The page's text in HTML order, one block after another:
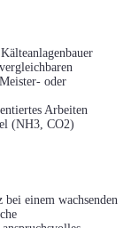
oder
Arbeiten
(NH3, CO2)
einem wachsenden